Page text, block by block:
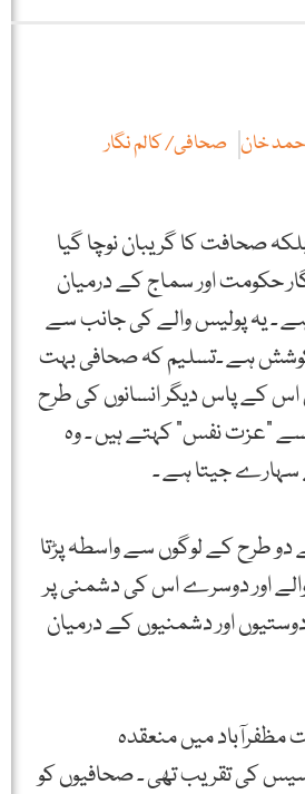
خان صحافی/ کالم نگار
صحافت کا گریبان نوچا گیا
حکومت اور سماج کے درمیان
۔ یہ پولیس والے کی جانب سے
ہے ۔تسلیم کہ صحافی بہت
اس کے پاس دیگر انسانوں کی طرح
”عزت نفس“ کہتے ہیں ۔ وہ
سہارے جیتا ہے ۔
دو طرح کے لوگوں سے واسطہ پڑتا
اور دوسرے اس کی دشمنی پر
دوستیوں اور دشمنیوں کے درمیان
مظفرآباد میں منعقدہ
کی تقریب تھی ۔ صحافیوں کو